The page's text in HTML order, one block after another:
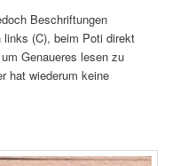
Beschriftungen
links (C), beim Poti direkt
Genaueres lesen zu
hat wiederum keine